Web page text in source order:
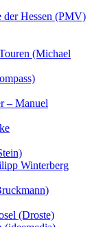
der Hessen (PMV)
(Michael
– Manuel
Winterberg
(Droste)